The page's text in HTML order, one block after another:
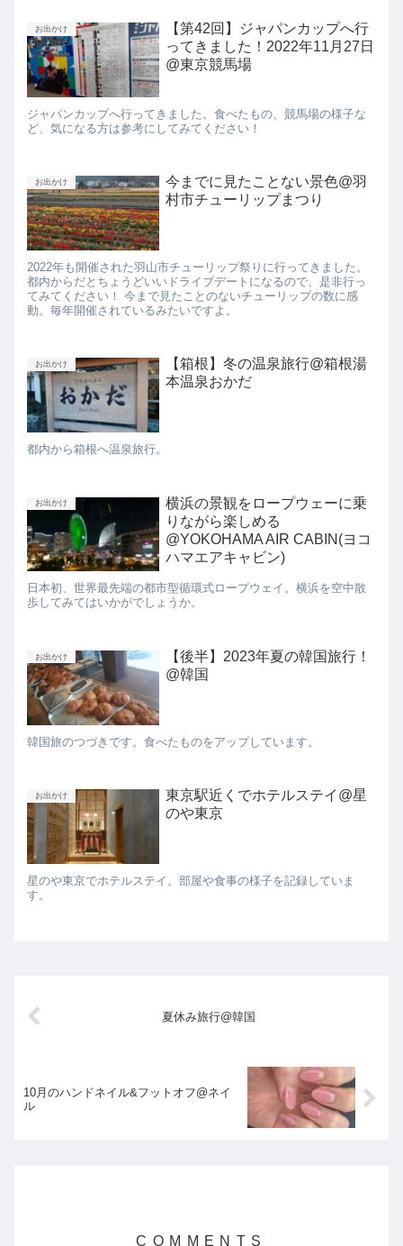
お出かけ
【第42回】ジャパンカップへ行
ってきました！2022年11月27日
@東京競馬場
ジャパンカップへ行ってきました。食べたもの、競馬場の様子な
ど、気になる方は参考にしてみてください！
お出かけ
今までに見たことない景色@羽
村市チューリップまつり
2022年も開催された羽山市チューリップ祭りに行ってきました。
都内からだとちょうどいいドライブデートになるので、是非行っ
てみてください！ 今まで見たことのないチューリップの数に感
動。毎年開催されているみたいですよ。
お出かけ
【箱根】冬の温泉旅行@箱根湯
本温泉おかだ
都内から箱根へ温泉旅行。
お出かけ
横浜の景観をロープウェーに乗
りながら楽しめる
@YOKOHAMA AIR CABIN(ヨコ
ハマエアキャビン)
日本初、世界最先端の都市型循環式ロープウェイ。横浜を空中散
歩してみてはいかがでしょうか。
お出かけ
【後半】2023年夏の韓国旅行！
@韓国
韓国旅のつづきです。食べたものをアップしています。
お出かけ
東京駅近くでホテルステイ@星
のや東京
星のや東京でホテルステイ。部屋や食事の様子を記録していま
す。
夏休み旅行@韓国
10月のハンドネイル&フットオフ@ネイ
ル